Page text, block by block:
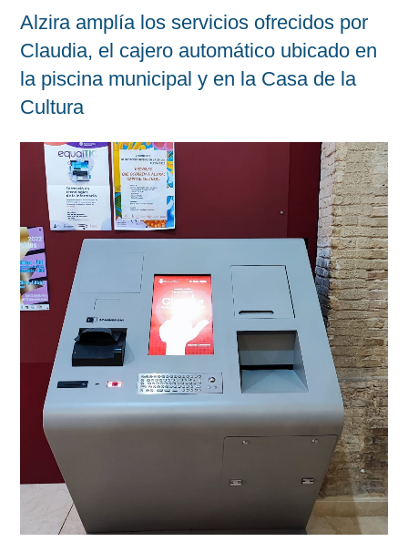
Alzira amplía los servicios ofrecidos por
Claudia, el cajero automático ubicado en
la piscina municipal y en la Casa de la
Cultura